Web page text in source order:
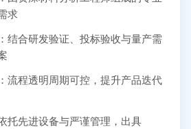
求
：结合研发验证、投标验收与量产需
：流程透明周期可控，提升产品迭代
托先进设备与严谨管理，出具